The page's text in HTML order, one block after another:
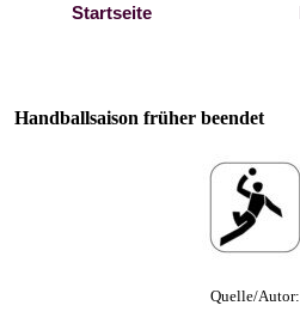
Startseite
Handballsaison früher beendet
Quelle/Autor: